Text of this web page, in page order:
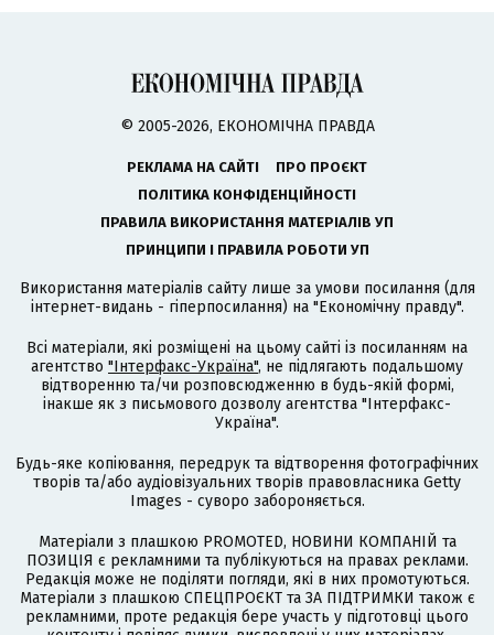
© 2005-2026, ЕКОНОМІЧНА ПРАВДА
РЕКЛАМА НА САЙТІ
ПРО ПРОЄКТ
ПОЛІТИКА КОНФІДЕНЦІЙНОСТІ
ПРАВИЛА ВИКОРИСТАННЯ МАТЕРІАЛІВ УП
ПРИНЦИПИ І ПРАВИЛА РОБОТИ УП
Використання матеріалів сайту лише за умови посилання (для
інтернет-видань - гіперпосилання) на "Економічну правду".
Всі матеріали, які розміщені на цьому сайті із посиланням на
агентство "Інтерфакс-Україна", не підлягають подальшому
відтворенню та/чи розповсюдженню в будь-якій формі,
інакше як з письмового дозволу агентства "Інтерфакс-
Україна".
Будь-яке копіювання, передрук та відтворення фотографічних
творів та/або аудіовізуальних творів правовласника Getty
Images - суворо забороняється.
Матеріали з плашкою PROMOTED, НОВИНИ КОМПАНІЙ та
ПОЗИЦІЯ є рекламними та публікуються на правах реклами.
Редакція може не поділяти погляди, які в них промотуються.
Матеріали з плашкою СПЕЦПРОЄКТ та ЗА ПІДТРИМКИ також є
рекламними, проте редакція бере участь у підготовці цього